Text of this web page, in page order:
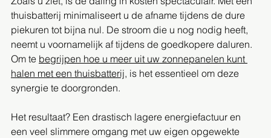
thuisbatterij minimaliseert u de afname tijdens de dure
piekuren tot bijna nul. De stroom die u nog nodig heeft,
neemt u voornamelijk af tijdens de goedkopere daluren.
Om te begrijpen hoe u meer uit uw zonnepanelen kunt
halen met een thuisbatterij, is het essentieel om deze
synergie te doorgronden.
Het resultaat? Een drastisch lagere energiefactuur en
een veel slimmere omgang met uw eigen opgewekte